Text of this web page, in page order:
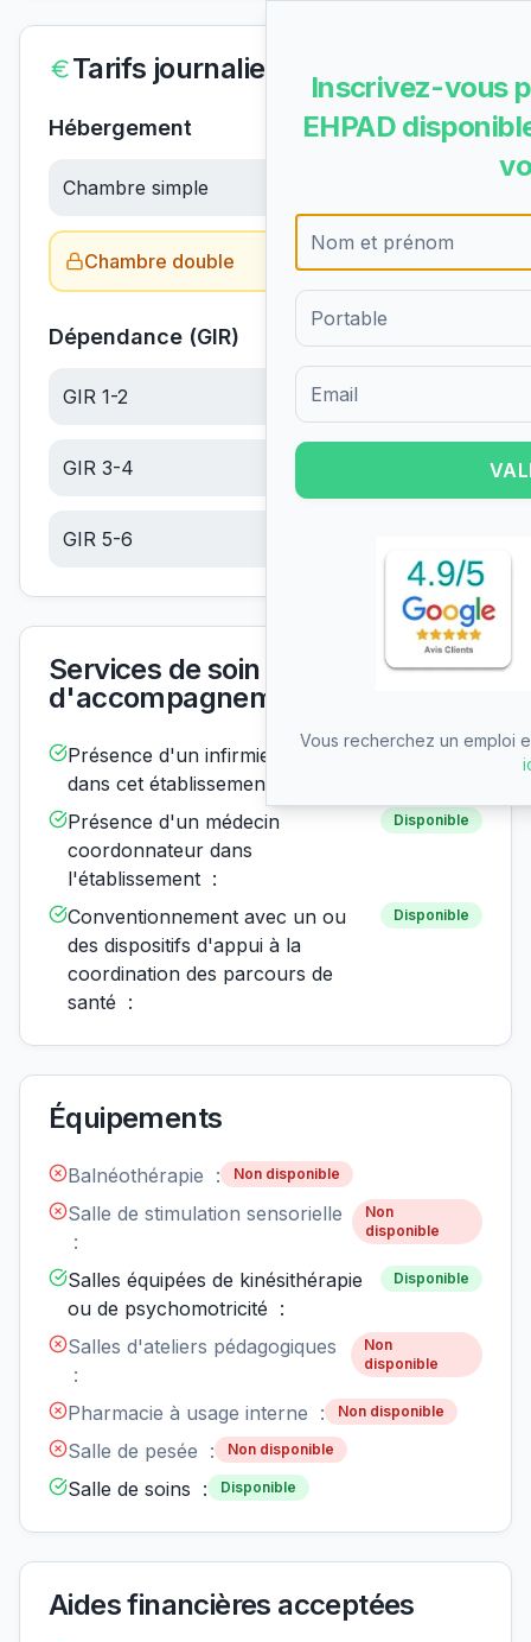
Tarifs journaliers
Hébergement
Chambre simple
Chambre double Obtenir le tarif →
Dépendance (GIR)
GIR 1-2
GIR 3-4
GIR 5-6
Services de soin et
d'accompagnement
Présence d'un infirmier de nuit
dans cet établissement :
Disponible
Présence d'un médecin
coordonnateur dans
l'établissement :
Disponible
Conventionnement avec un ou
des dispositifs d'appui à la
coordination des parcours de
santé :
Disponible
Équipements
Balnéothérapie : Non disponible
Salle de stimulation sensorielle
:
Non
disponible
Salles équipées de kinésithérapie
ou de psychomotricité :
Disponible
Salles d'ateliers pédagogiques
:
Non
disponible
Pharmacie à usage interne : Non disponible
Salle de pesée : Non disponible
Salle de soins : Disponible
Aides financières acceptées
Inscrivez-vous
EHPAD
Formulaire d'inscription pour
Vous recherchez un emploi